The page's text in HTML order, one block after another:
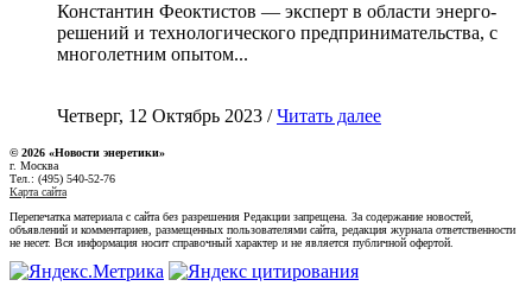
Константин Феоктистов — эксперт в области энерго-
решений и технологического предпринимательства, с
многолетним опытом...
Четверг, 12 Октябрь 2023 /Читать далее
© 2026 «Новости энеретики»
г. Москва
Тел.: (495) 540-52-76
Карта сайта
Перепечатка материала с сайта без разрешения Редакции запрещена. За содержание новостей,
объявлений и комментариев, размещенных пользователями сайта, редакция журнала ответственности
не несет. Вся информация носит справочный характер и не является публичной офертой.